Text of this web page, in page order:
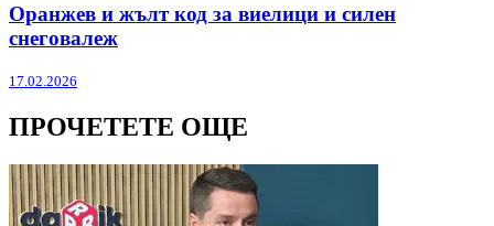
Оранжев и жълт код за виелици и силен
снеговалеж
17.02.2026
ПРОЧЕТЕТЕ ОЩЕ